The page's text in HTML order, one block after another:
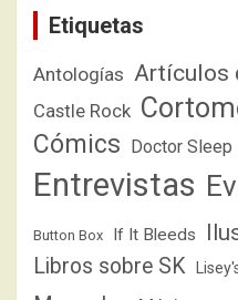
Etiquetas
Antologías Artículos
Castle Rock
Cómics Doctor Sleep
Entrevistas
Button Box If It Bleeds
Libros sobre SK